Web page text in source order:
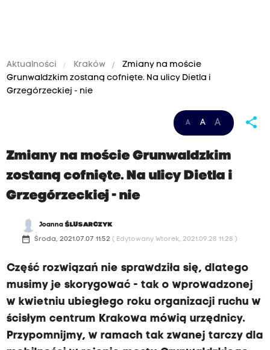
Aktualności Kraków
Zmiany na moście
Grunwaldzkim zostaną cofnięte. Na ulicy Dietla i
Grzegórzeckiej - nie
A A A share
Zmiany na moście Grunwaldzkim
zostaną cofnięte. Na ulicy Dietla i
Grzegórzeckiej - nie
JoannaŚLUSARCZYK
date_range Środa, 2021.07.07 11:52 ( Edytowany Wtorek, 2021.09.28 11:28 )
Część rozwiązań nie sprawdziła się, dlatego
musimy je skorygować - tak o wprowadzonej
w kwietniu ubiegłego roku organizacji ruchu w
ścisłym centrum Krakowa mówią urzędnicy.
Przypomnijmy, w ramach tak zwanej tarczy dla